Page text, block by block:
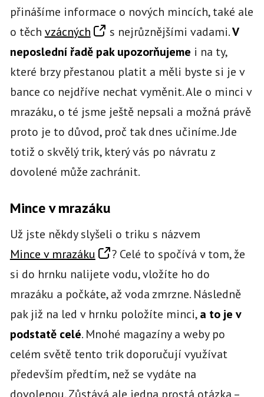
přinášíme informace o nových mincích, také ale
o těch vzácných s nejrůznějšími vadami.V
neposlední řadě pak upozorňujeme i na ty,
které brzy přestanou platit a měli byste si je v
bance co nejdříve nechat vyměnit. Ale o minci v
mrazáku, o té jsme ještě nepsali a možná právě
proto je to důvod, proč tak dnes učiníme. Jde
totiž o skvělý trik, který vás po návratu z
dovolené může zachránit.
Mince v mrazáku
Už jste někdy slyšeli o triku s názvem
Mince v mrazáku
? Celé to spočívá v tom, že
si do hrnku nalijete vodu, vložíte ho do
mrazáku a počkáte, až voda zmrzne. Následně
pak již na led v hrnku položíte minci,a to je v
podstatě celé. Mnohé magazíny a weby po
celém světě tento trik doporučují využívat
především předtím, než se vydáte na